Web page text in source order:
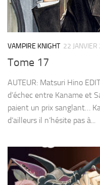
VAMPIRE KNIGHT 22
Tome 17
AUTEUR: Matsuri Hino
d’échec entre Kaname et
paient un prix sanglant…
d’ailleurs il n’hésite pas à...